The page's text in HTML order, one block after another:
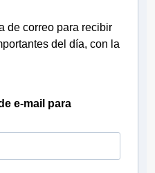
de correo para recibir
del día, con la
e-mail para